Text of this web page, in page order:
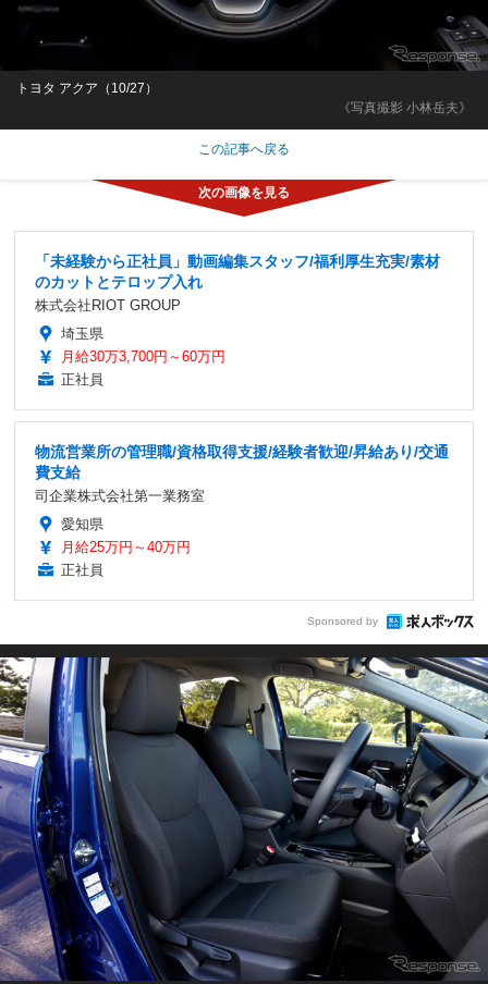
《写真撮影 小林岳夫》
トヨタ アクア（10/27）
この記事へ戻る
「未経験から正社員」動画編集スタッフ/福利厚生充実/素材
のカットとテロップ入れ
株式会社RIOT GROUP
埼玉県
月給30万3,700円～60万円
正社員
物流営業所の管理職/資格取得支援/経験者歓迎/昇給あり/交通
費支給
司企業株式会社第一業務室
愛知県
月給25万円～40万円
正社員
Sponsored by